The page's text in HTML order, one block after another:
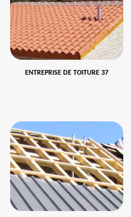
ENTREPRISE DE TOITURE 37